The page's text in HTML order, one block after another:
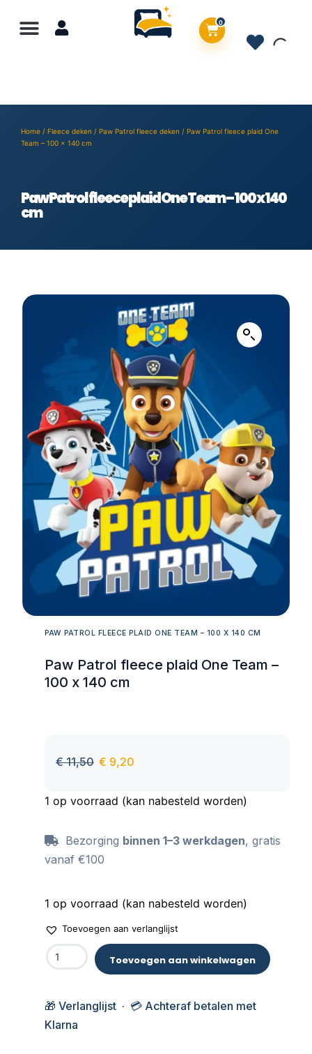
0
Home / Fleece deken / Paw Patrol fleece deken / Paw Patrol fleece plaid One
Team – 100 x 140 cm
Paw Patrol fleece plaid One Team – 100 x 140
cm
PAW PATROL FLEECE PLAID ONE TEAM – 100 X 140 CM
Paw Patrol fleece plaid One Team –
100 x 140 cm
€11,50 € 9,20
1 op voorraad (kan nabesteld worden)
Bezorging binnen 1–3 werkdagen, gratis
vanaf €100
1 op voorraad (kan nabesteld worden)
Toevoegen aan verlanglijst
Toevoegen aan winkelwagen
🎁 Verlanglijst · 💳 Achteraf betalen met
Klarna